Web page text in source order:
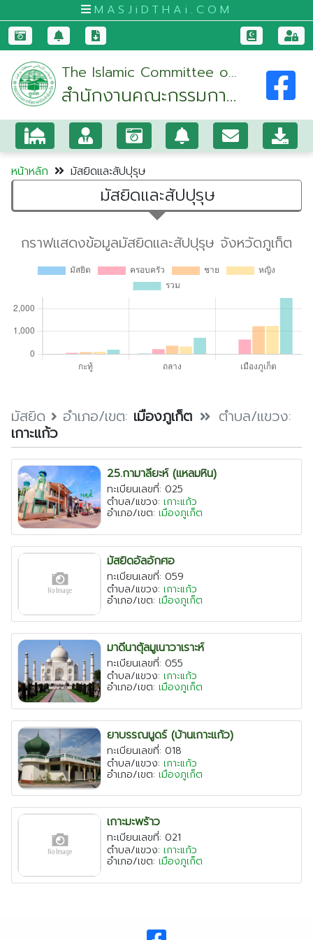
MASJiDTHAi.COM
หน้า
หลัก
มัสยิด
และ
สัป
ปุ
รุษ
กระบี่
ขอนแก่น
จันทบุรี
ชุมพร
นครศรีธรรมราช
ประจวบคีรีขันธ์
ปัตตานี
พังงา
พัทลุง
ภูเก็ต
ยะลา
ระนอง
สระบุรี
สุราษฎร์ธานี
เชียงใหม่
ระยอง
เพชรบุรี
ตาก
พระนครศรีอยุธยา
The Islamic Committee of
Phuket
สำนักงานคณะกรรมการ
อิสลามประจำจังหวัด
ภูเก็ต
หน้าหลัก มัสยิดและสัปปุรุษ
มัสยิดและสัปปุรุษ
มัสยิด อำเภอ/เขต: เมืองภูเก็ต
ตำบล/แขวง:
เกาะแก้ว
25.กามาลียะห์ (แหลมหิน)
ทะเบียนเลขที่: 025
ตำบล/แขวง: เกาะแก้ว
อำเภอ/เขต: เมืองภูเก็ต
มัสยิดอัลอักศอ
ทะเบียนเลขที่: 059
ตำบล/แขวง: เกาะแก้ว
อำเภอ/เขต: เมืองภูเก็ต
มาดีนาตุ้ลมูเนาวาเราะห์
ทะเบียนเลขที่: 055
ตำบล/แขวง: เกาะแก้ว
อำเภอ/เขต: เมืองภูเก็ต
ยาบรรณนูดร์ (บ้านเกาะแก้ว)
ทะเบียนเลขที่: 018
ตำบล/แขวง: เกาะแก้ว
อำเภอ/เขต: เมืองภูเก็ต
เกาะมะพร้าว
ทะเบียนเลขที่: 021
ตำบล/แขวง: เกาะแก้ว
อำเภอ/เขต: เมืองภูเก็ต